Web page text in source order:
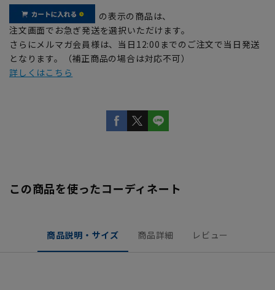
の表示の商品は、
注文画面でお急ぎ発送を選択いただけます。
さらにメルマガ会員様は、当日12:00までのご注文で当日発送
となります。（補正商品の場合は対応不可）
詳しくはこちら
この商品を使ったコーディネート
商品説明・サイズ 商品詳細 レビュー